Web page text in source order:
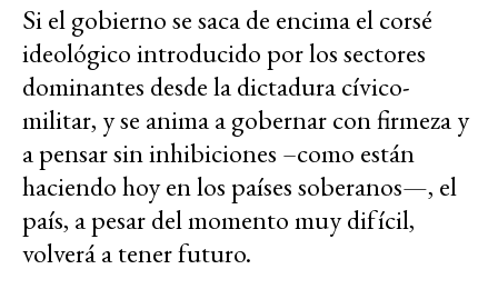
Si el gobierno se saca de encima el corsé
ideológico introducido por los sectores
dominantes desde la dictadura cívico-
militar, y se anima a gobernar con firmeza y
a pensar sin inhibiciones –como están
haciendo hoy en los países soberanos—, el
país, a pesar del momento muy difícil,
volverá a tener futuro.